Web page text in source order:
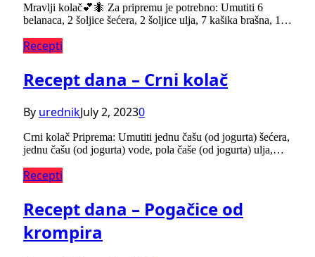
Mravlji kolač💕🐜 Za pripremu je potrebno: Umutiti 6
belanaca, 2 šoljice šećera, 2 šoljice ulja, 7 kašika brašna, 1…
Recepti
Recept dana – Crni kolač
By urednikJuly 2, 20230
Crni kolač Priprema: Umutiti jednu čašu (od jogurta) šećera,
jednu čašu (od jogurta) vode, pola čaše (od jogurta) ulja,…
Recepti
Recept dana – Pogačice od
krompira